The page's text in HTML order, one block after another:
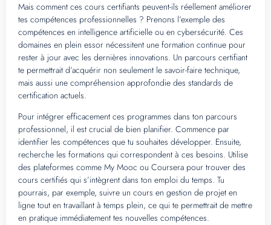
Mais comment ces cours certifiants peuvent-ils réellement améliorer
tes compétences professionnelles ? Prenons l’exemple des
compétences en intelligence artificielle ou en cybersécurité. Ces
domaines en plein essor nécessitent une formation continue pour
rester à jour avec les dernières innovations. Un parcours certifiant
te permettrait d’acquérir non seulement le savoir-faire technique,
mais aussi une compréhension approfondie des standards de
certification actuels.
Pour intégrer efficacement ces programmes dans ton parcours
professionnel, il est crucial de bien planifier. Commence par
identifier les compétences que tu souhaites développer. Ensuite,
recherche les formations qui correspondent à ces besoins. Utilise
des plateformes comme My Mooc ou Coursera pour trouver des
cours certifiés qui s’intègrent dans ton emploi du temps. Tu
pourrais, par exemple, suivre un cours en gestion de projet en
ligne tout en travaillant à temps plein, ce qui te permettrait de mettre
en pratique immédiatement tes nouvelles compétences.